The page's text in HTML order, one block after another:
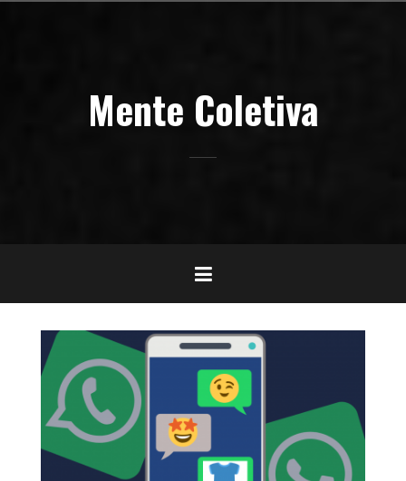
Mente Coletiva